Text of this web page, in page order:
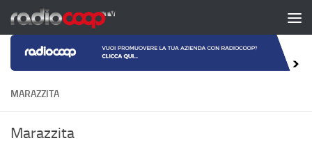
Salta al contenuto
MARAZZITA
Marazzita